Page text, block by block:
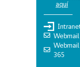
aquí
Webmail
Webmail
365